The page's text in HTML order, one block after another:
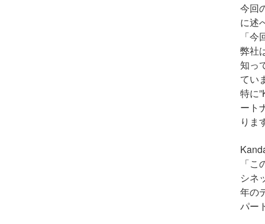
今回
に述
「今
弊社
知っ
てい
特に”
ート
りま
「
シネ
年の
パー